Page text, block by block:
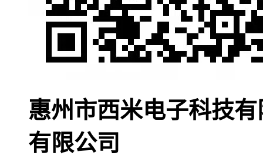
惠州市西米电子科技
有限公司